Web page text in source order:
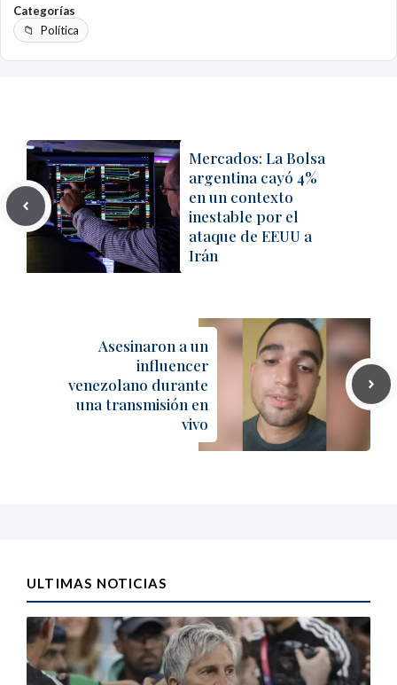
Categorías
Política
Mercados: La Bolsa
argentina cayó 4%
en un contexto
inestable por el
ataque de EEUU a
Irán
Asesinaron a un
influencer
venezolano durante
una transmisión en
vivo
ULTIMAS NOTICIAS